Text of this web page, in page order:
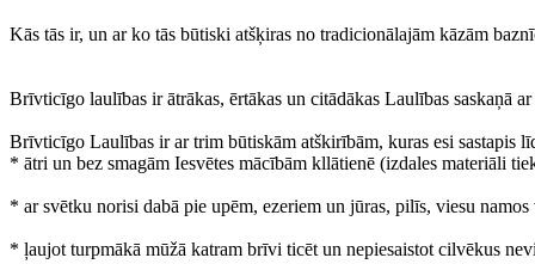
Kās tās ir, un ar ko tās būtiski atšķiras no tradicionālajām kāzām
Brīvticīgo laulības ir ātrākas, ērtākas un citādākas Laulības saskaņā
Brīvticīgo Laulības ir ar trim būtiskām atškirībām, kuras esi sastapis
* ātri un bez smagām Iesvētes mācībām kllātienē (izdales materiāli
* ar svētku norisi dabā pie upēm, ezeriem un jūras, pilīs, viesu
* ļaujot turpmākā mūžā katram brīvi ticēt un nepiesaistot cilvēkus